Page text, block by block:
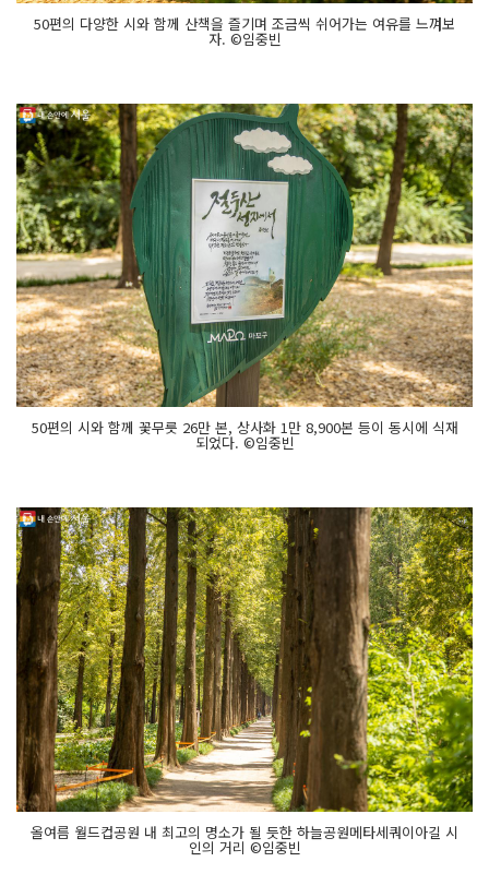
50편의 다양한 시와 함께 산책을 즐기며 조금씩 쉬어가는 여유를 느껴보
자. ©임중빈
50편의 시와 함께 꽃무릇 26만 본, 상사화 1만 8,900본 등이 동시에 식재
되었다. ©임중빈
올여름 월드컵공원 내 최고의 명소가 될 듯한 하늘공원메타세쿼이아길 시
인의 거리 ©임중빈